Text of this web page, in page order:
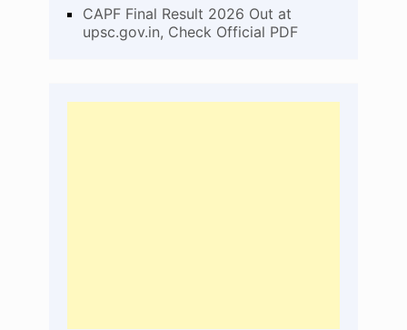
CAPF Final Result 2026 Out at
upsc.gov.in, Check Official PDF